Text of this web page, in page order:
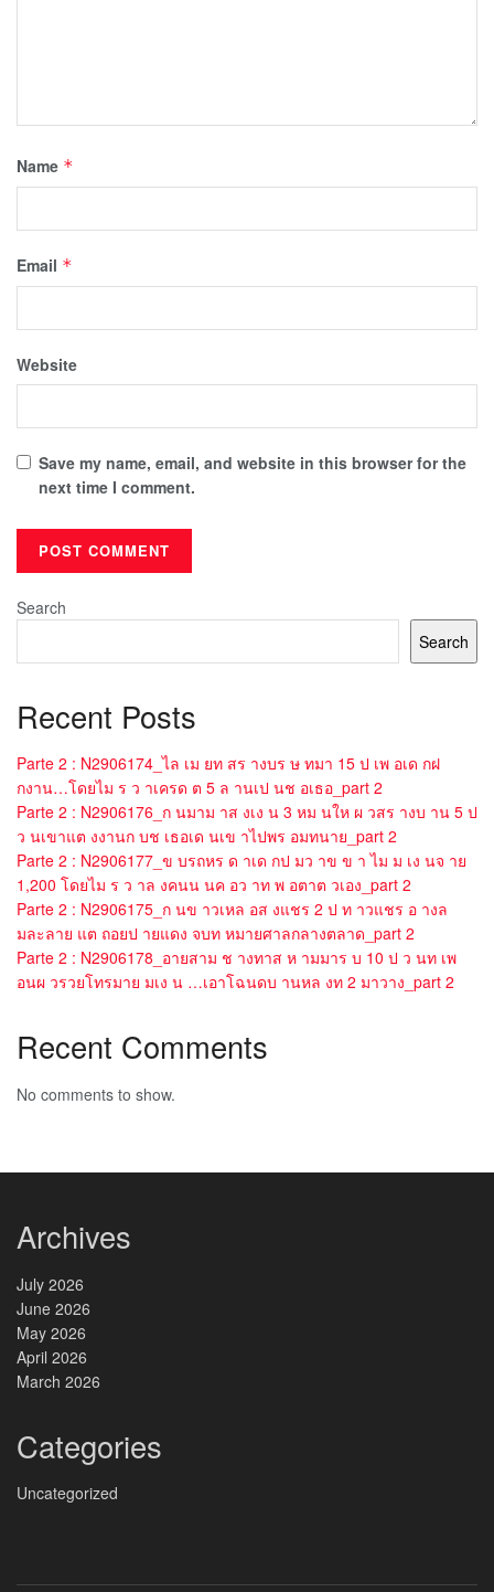
Name *
Email *
Website
Save my name, email, and website in this browser for the
next time I comment.
Search
Search
Recent Posts
Parte 2 : N2906174_ไล เม ยท สร างบร ษ ทมา 15 ป เพ อเด กฝ
กงาน…โดยไม ร ว าเครด ต 5 ล านเป นช อเธอ_part 2
Parte 2 : N2906176_ก นมาม าส งเง น 3 หม นให ผ วสร างบ าน 5 ป
ว นเขาแต งงานก บช เธอเด นเข าไปพร อมทนาย_part 2
Parte 2 : N2906177_ข บรถหร ด าเด กป มว าข ข า ไม ม เง นจ าย
1,200 โดยไม ร ว าล งคนน นค อว าท พ อตาต วเอง_part 2
Parte 2 : N2906175_ก นข าวเหล อส งแชร 2 ป ท าวแชร อ างล
มละลาย แต ถอยป ายแดง จบท หมายศาลกลางตลาด_part 2
Parte 2 : N2906178_อายสาม ช างทาส ห ามมาร บ 10 ป ว นท เพ
อนผ วรวยโทรมาย มเง น …เอาโฉนดบ านหล งท 2 มาวาง_part 2
Recent Comments
No comments to show.
Archives
July 2026
June 2026
May 2026
April 2026
March 2026
Categories
Uncategorized